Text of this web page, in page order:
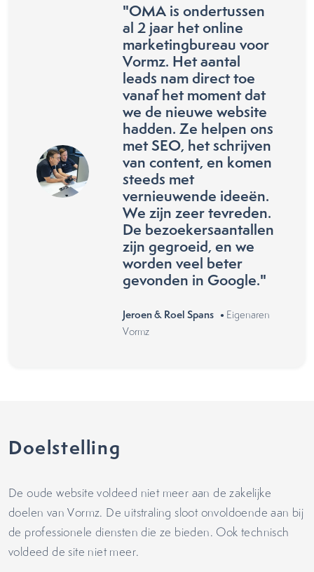
"OMA is ondertussen
al 2 jaar het online
marketingbureau voor
Vormz. Het aantal
leads nam direct toe
vanaf het moment dat
we de nieuwe website
hadden. Ze helpen ons
met SEO, het schrijven
van content, en komen
steeds met
vernieuwende ideeën.
We zijn zeer tevreden.
De bezoekersaantallen
zijn gegroeid, en we
worden veel beter
gevonden in Google."
Jeroen & Roel Spans • Eigenaren
Vormz
Doelstelling
De oude website voldeed niet meer aan de zakelijke
doelen van Vormz. De uitstraling sloot onvoldoende aan bij
de professionele diensten die ze bieden. Ook technisch
voldeed de site niet meer.